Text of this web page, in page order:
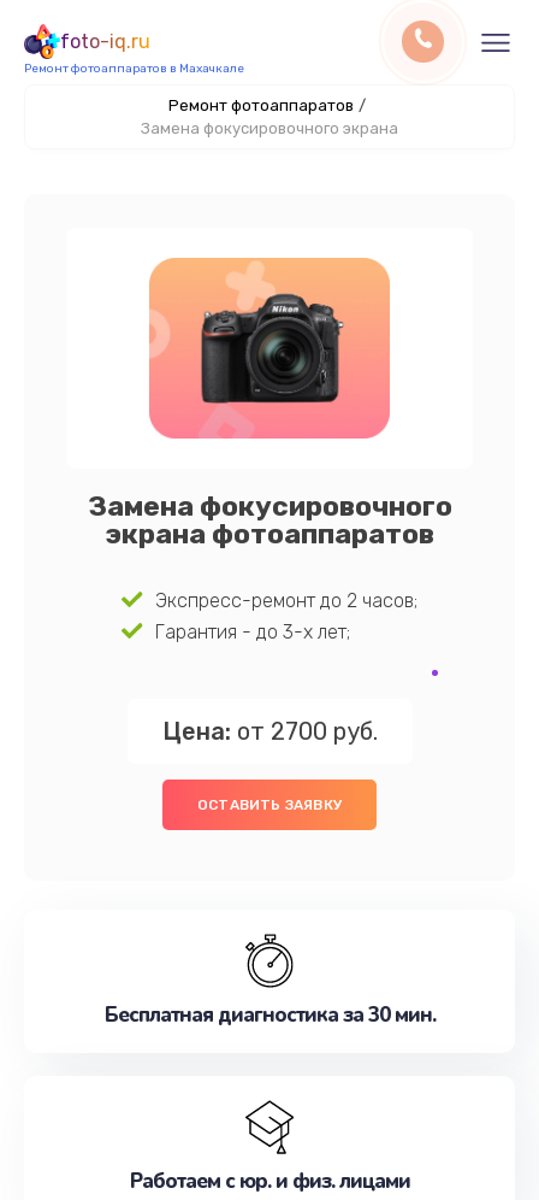
foto-iq.ru
Ремонт фотоаппаратов в Махачкале
Ремонт фотоаппаратов /
Замена фокусировочного экрана
Замена фокусировочного
экрана фотоаппаратов
Экспресс-ремонт до 2 часов;
Гарантия - до 3-х лет;
Цена: от 2700 руб.
ОСТАВИТЬ ЗАЯВКУ
Бесплатная диагностика за 30 мин.
Работаем с юр. и физ. лицами